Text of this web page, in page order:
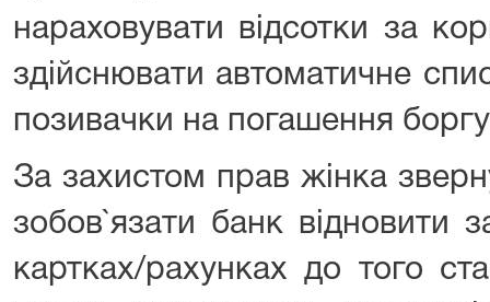
нараховувати відсотки за
здійснювати автоматичне
позивачки на погашення
За захистом прав жінка
зобов`язати банк відновити
картках/рахунках до того